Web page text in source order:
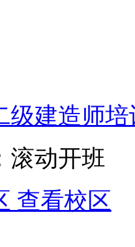
级建造师培
滚动开班
查看校区